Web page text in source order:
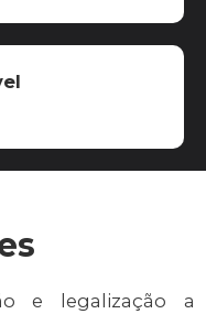
e legalização a